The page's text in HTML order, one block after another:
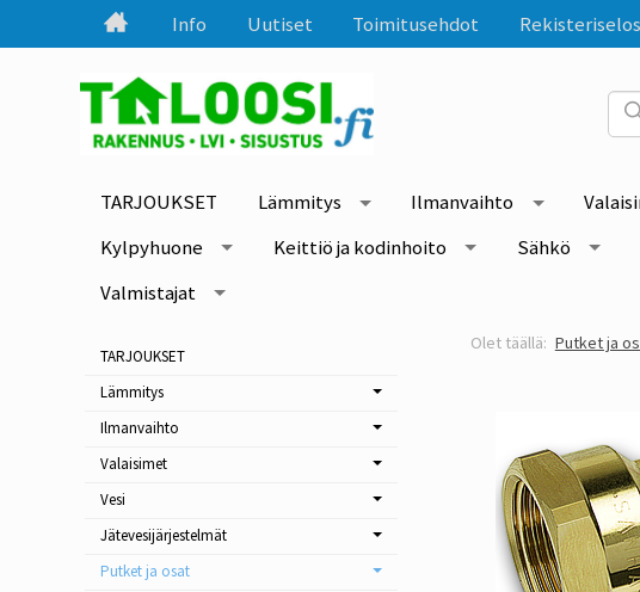
Info Uutiset Toimitusehdot
TARJOUKSET Lämmitys Ilmanvaihto
Kylpyhuone
Keittiö ja kodinhoito Sähkö
Valmistajat
Putket ja
TARJOUKSET
Lämmitys
Ilmanvaihto
Valaisimet
Vesi
Jätevesijärjestelmät
Putket ja osat